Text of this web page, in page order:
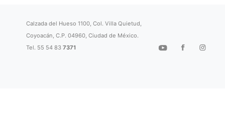
Calzada del Hueso 1100, Col. Villa Quietud,
Coyoacán, C.P. 04960, Ciudad de México.
Tel. 55 54 837371